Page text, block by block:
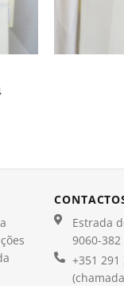
Estrada
9060-
+351 291